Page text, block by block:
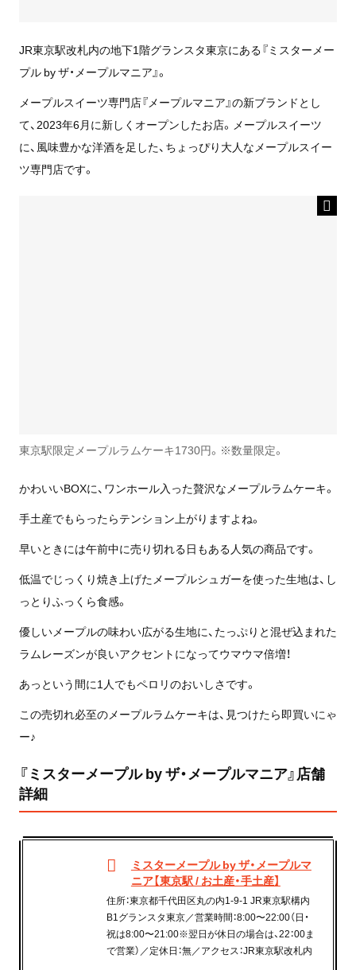
JR東京駅改札内の地下1階グランスタ東京にある『ミスターメー
プル by ザ・メープルマニア』。
メープルスイーツ専門店『メープルマニア』の新ブランドとし
て、2023年6月に新しくオープンしたお店。メープルスイーツ
に、風味豊かな洋酒を足した、ちょっぴり大人なメープルスイー
ツ専門店です。
東京駅限定メープルラムケーキ1730円。※数量限定。
かわいいBOXに、ワンホール入った贅沢なメープルラムケーキ。
手土産でもらったらテンション上がりますよね。
早いときには午前中に売り切れる日もある人気の商品です。
低温でじっくり焼き上げたメープルシュガーを使った生地は、し
っとりふっくら食感。
優しいメープルの味わい広がる生地に、たっぷりと混ぜ込まれた
ラムレーズンが良いアクセントになってウマウマ倍増！
あっという間に1人でもペロリのおいしさです。
この売切れ必至のメープルラムケーキは、見つけたら即買いにゃ
ー♪
『ミスターメープル by ザ・メープルマニア』店舗
詳細
ミスターメープル by ザ・メープルマ
ニア【東京駅 / お土産・手土産】
住所：東京都千代田区丸の内1-9-1 JR東京駅構内
B1グランスタ東京／営業時間：8:00〜22:00（日・
祝は8:00〜21:00※翌日が休日の場合は、22：00ま
で営業）／定休日：無／アクセス：JR東京駅改札内